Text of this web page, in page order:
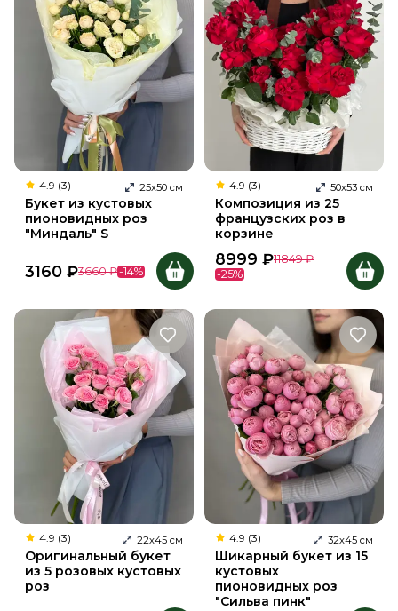
4.9 (3) 25х50 см
Букет из кустовых
пионовидных роз
"Миндаль" S
3160 ₽3660 ₽-14%
4.9 (3) 50х53 см
Композиция из 25
французских роз в
корзине
8999 ₽11849 ₽
-25%
4.9 (3) 22х45 см
Оригинальный букет
из 5 розовых кустовых
роз
4.9 (3) 32х45 см
Шикарный букет из 15
кустовых
пионовидных роз
"Сильва пинк"